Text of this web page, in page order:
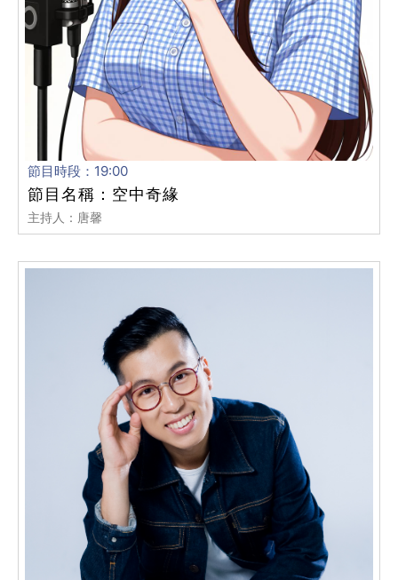
節目時段：19:00
節目名稱：空中奇緣
主持人：唐馨